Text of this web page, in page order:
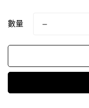
數量